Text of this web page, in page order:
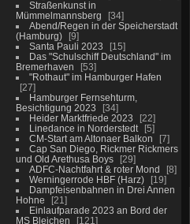
Straßenkunst in
Mümmelmannsberg
34
Abend/Regen in der Speicherstadt
(Hamburg)
9
Santa Pauli 2023
15
Das "Schulschiff Deutschland" im
Bremerhaven
53
"Rothaut" im Hamburger Hafen
27
Hamburger Fernsehturm,
Besichtigung 2023
34
Heider Marktfriede 2023
22
Linedance in Norderstedt
5
CM-Start am Altonaer Balkon
7
Cap San Diego, Rickmer Rickmers
und Old Arethusa Boys
29
ADFC-Nachtfahrt & roter Mond
8
Werningerrode HBF (Harz)
19
Dampfeisenbahnen in Drei Annen
Hohne
21
Einlaufparade 2023 an Bord der
MS Bleichen
121